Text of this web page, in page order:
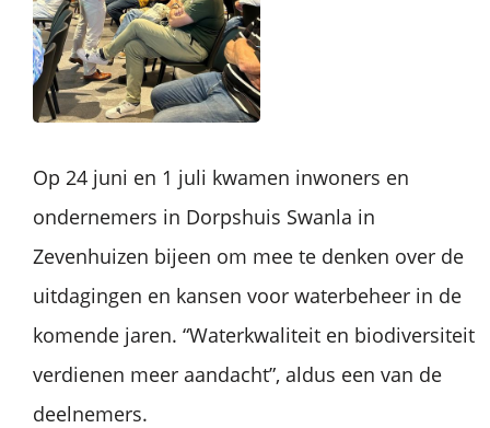
Op 24 juni en 1 juli kwamen inwoners en
ondernemers in Dorpshuis Swanla in
Zevenhuizen bijeen om mee te denken over de
uitdagingen en kansen voor waterbeheer in de
komende jaren. “Waterkwaliteit en biodiversiteit
verdienen meer aandacht”, aldus een van de
deelnemers.